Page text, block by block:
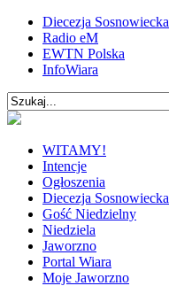
Diecezja Sosnowiecka
Radio eM
EWTN Polska
InfoWiara
WITAMY!
Intencje
Ogłoszenia
Diecezja Sosnowiecka
Gość Niedzielny
Niedziela
Jaworzno
Portal Wiara
Moje Jaworzno